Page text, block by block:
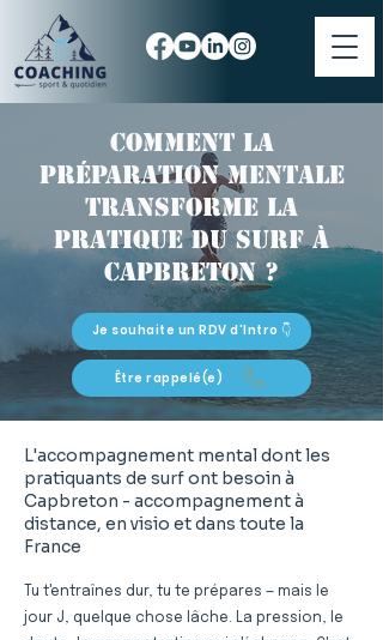
Comment la
préparation mentale
transforme la
pratique du surf à
Capbreton ?
Je souhaite un RDV d'Intro 👇
Être rappelé(e)
L'accompagnement mental dont les
pratiquants de surf ont besoin à
Capbreton - accompagnement à
distance, en visio et dans toute la
France
Tu t'entraînes dur, tu te prépares — mais le
jour J, quelque chose lâche. La pression, le